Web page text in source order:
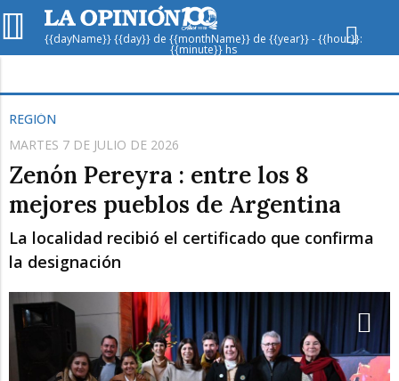
{{dayName}} {{day}} de {{monthName}} de {{year}} - {{hour}}:
{{minute}} hs
Humedad
Presión
Sáb Dom Lun
REGIÓN
MARTES 7 DE JULIO DE 2026
Zenón Pereyra : entre los 8
mejores pueblos de Argentina
La localidad recibió el certificado que confirma
la designación